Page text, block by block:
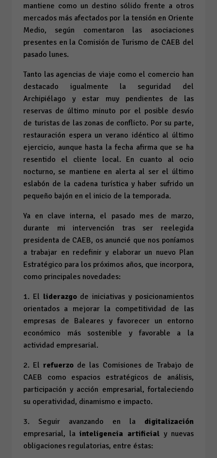
mantiene como un destino sólido frente a otros
mercados más afectados por la tensión en Oriente
Medio, según comentaron las asociaciones
presentes en la Comisión de Turismo de CAEB del
pasado lunes.
Tanto las agencias de viaje como el comercio han
destacado igualmente la seguridad del
Archipiélago y estar muy pendientes de las
reservas de último minuto por el posible desvío
de turistas de las zonas de conflicto. Por su parte,
restauración espera un verano idéntico al último
ejercicio, aunque hasta la fecha afirma que se ha
resentido el cliente local. En cuanto al ocio
nocturno, se mantiene en alerta al ser el último
eslabón de la cadena turística y haber sufrido un
pequeño bajón en el inicio de la temporada.
Ya en clave interna, el pasado mes de marzo,
durante mi intervención tras ser reelegida
presidenta de CAEB, os anuncié que nos poníamos
a trabajar en redefinir y elaborar un nuevo Plan
Estratégico para los próximos años, que incorpora,
como principales novedades:
1. El liderazgo de iniciativas y posicionamientos
orientados a mejorar la competitividad de las
empresas de Baleares y favorecer un entorno
económico más sostenible y favorable a la
actividad empresarial.
2. Elrefuerzo de las Comisiones de Trabajo de
CAEB como espacios estratégicos de análisis,
participación y acción empresarial, fortaleciendo
su operatividad, dinamismo e impacto.
3. Seguir avanzando en la digitalización
empresarial, lainteligencia artificial y nuevas
obligaciones regulatorias, entre éstas: